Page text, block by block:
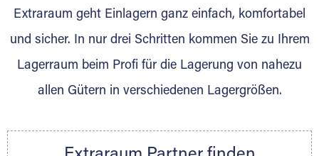
im Mittelpunkt. Durch Erfahrung entwickeln
wir uns stetig weiter. Termintreue, eine
Extraraum geht Einlagern ganz einfach, komfortabel
und sicher. In nur drei Schritten kommen Sie zu Ihrem
Lagerraum beim Profi für die Lagerung von nahezu
allen Gütern in verschiedenen Lagergrößen.